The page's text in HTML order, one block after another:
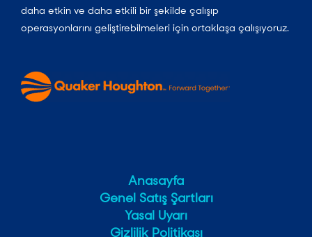
daha etkin ve daha etkili bir şekilde çalışıp
operasyonlarını geliştirebilmeleri için ortaklaşa çalışıyoruz.
Anasayfa
Genel Satış Şartları
Yasal Uyarı
Gizlilik Politikası